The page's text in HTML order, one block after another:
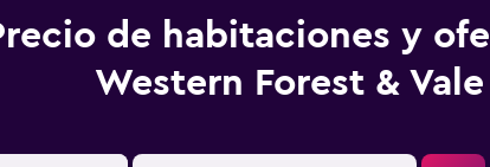
de habitaciones y
Western Forest & Vale